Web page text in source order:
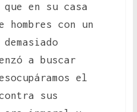
en su casa
con un
a buscar
el
sus